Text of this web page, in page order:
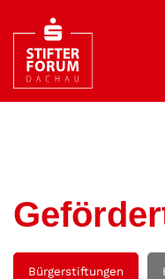
Bürgerstiftungen